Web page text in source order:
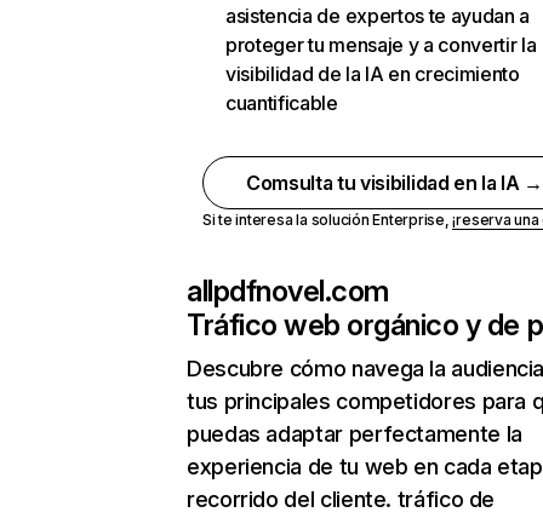
asistencia de expertos te ayudan a
proteger tu mensaje y a convertir la
visibilidad de la IA en crecimiento
cuantificable
Comsulta tu visibilidad en la IA →
Si te interesa la solución Enterprise,¡reserva
allpdfnovel.com
Tráfico web orgánico y de
Descubre cómo navega la
tus principales competidores para
puedas adaptar perfectamente la
experiencia de tu web en cada
recorrido del cliente. tráfico de